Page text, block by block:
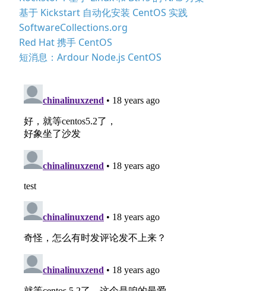
基于 Kickstart 自动化安装 CentOS 实践
SoftwareCollections.org
Red Hat 携手 CentOS
短消息：Ardour Node.js CentOS